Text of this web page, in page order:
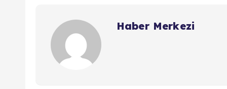
Haber Merkezi